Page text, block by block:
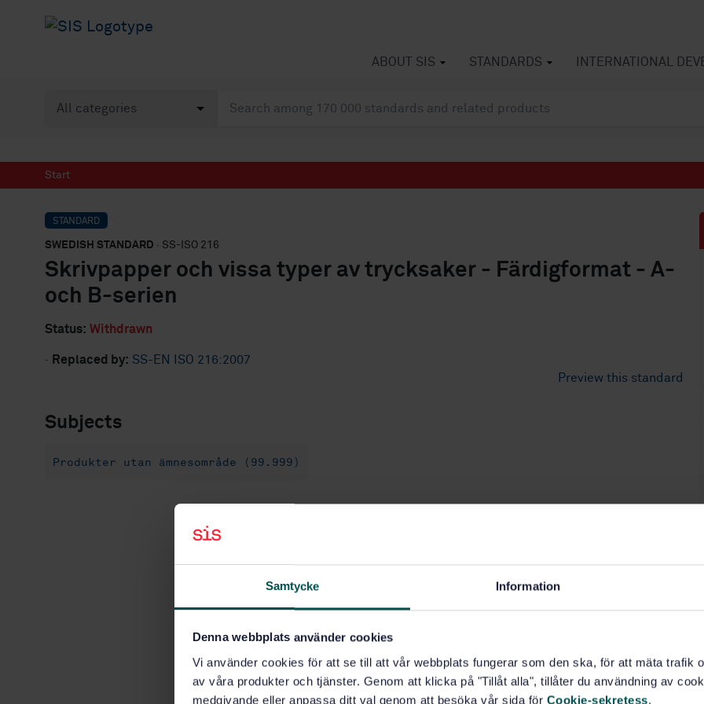
Samtycke Information
Denna webbplats använder cookies
Vi använder cookies för att se till att vår webbplats fungerar som den ska, för att mäta trafik
av våra produkter och tjänster. Genom att klicka på "Tillåt alla", tillåter du användning av
medgivande eller anpassa ditt val genom att besöka vår sida för Cookie-sekretess.
ABOUT SIS STANDARDS INTERNATIONAL
Start
STANDARD
SWEDISH STANDARD · SS-ISO 216
Skrivpapper och vissa typer av trycksaker - Färdigformat - A-
och B-serien
Status: Withdrawn
· Replaced by: SS-EN ISO 216:2007
Preview this standard
Subjects
Produkter utan ämnesområde (99.999)